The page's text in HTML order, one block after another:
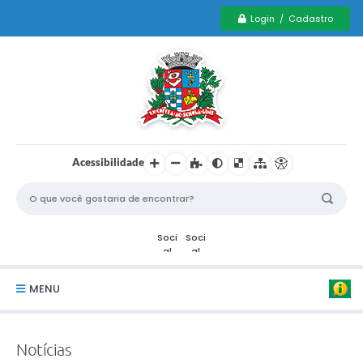
Login / Cadastro
Acessibilidade
MENU
Notícias